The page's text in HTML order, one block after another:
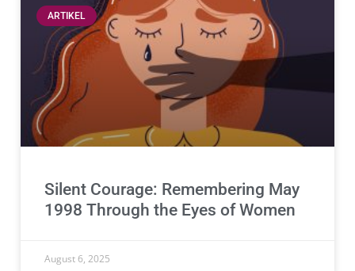
ARTIKEL
Silent Courage: Remembering May
1998 Through the Eyes of Women
August 6, 2025